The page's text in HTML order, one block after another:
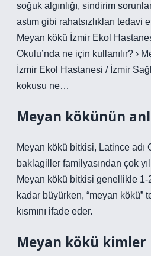
soğuk algınlığı, sindirim
astım gibi rahatsızlıkları tedavi
Meyan kökü İzmir Ekol
Okulu’nda ne için kullanılır? ›
İzmir Ekol Hastanesi / İzmir
kokusu ne…
Meyan kökünün
Meyan kökü bitkisi, Latince adı
baklagiller familyasından çok
Meyan kökü bitkisi genellikle
kadar büyürken, “meyan kökü”
kısmını ifade eder.
Meyan kökü kimler